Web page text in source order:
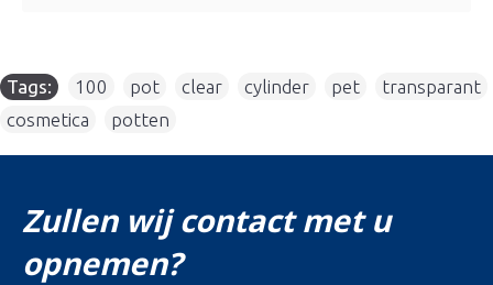
Tags: 100 pot clear cylinder pet transparant
cosmetica
potten
Zullen wij contact met u
opnemen?